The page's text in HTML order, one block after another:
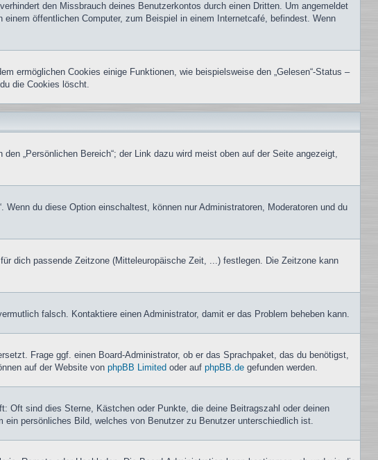
den Missbrauch deines Benutzerkontos durch einen Dritten. Um angemeldet
öffentlichen Computer, zum Beispiel in einem Internetcafé, befindest. Wenn
ermöglichen Cookies einige Funktionen, wie beispielsweise den „Gelesen“-Status –
die Cookies löscht.
„Persönlichen Bereich“; der Link dazu wird meist oben auf der Seite angezeigt,
du diese Option einschaltest, können nur Administratoren, Moderatoren und du
dich passende Zeitzone (Mitteleuropäische Zeit, ...) festlegen. Die Zeitzone kann
falsch. Kontaktiere einen Administrator, damit er das Problem beheben kann.
Frage ggf. einen Board-Administrator, ob er das Sprachpaket, das du benötigst,
auf der Website von phpBB Limited oder auf phpBB.de gefunden werden.
Oft sind dies Sterne, Kästchen oder Punkte, die deine Beitragszahl oder deinen
persönliches Bild, welches von Benutzer zu Benutzer unterschiedlich ist.